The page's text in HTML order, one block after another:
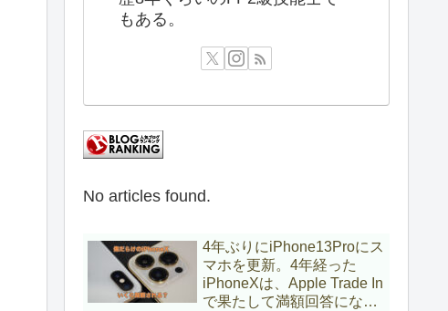
もある。
No articles found.
4年ぶりにiPhone13Proにス
マホを更新。4年経った
iPhoneXは、Apple Trade In
で果たして満額回答になる